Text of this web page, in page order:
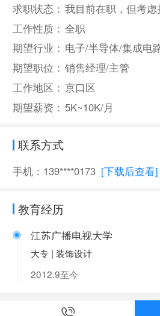
求职状态： 我目前在职，但考
工作性质： 全职
期望行业： 电子/半导体/集成电
期望职位： 销售经理/主管
工作地区： 京口区
期望薪资： 5K~10K/月
联系方式
手机：139****0173 [下载后查看]
教育经历
江苏广播电视大学
大专 | 装饰设计
2012.9至今